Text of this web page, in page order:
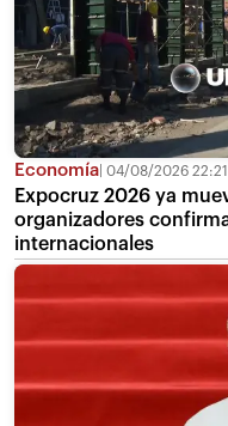
Economía 04/08/2026 22:21
Expocruz 2026 ya
organizadores
internacionales